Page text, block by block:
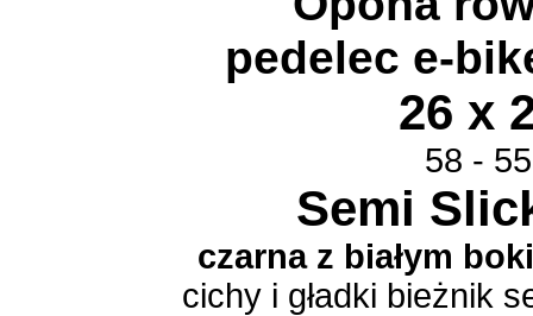
pedelec e-
26 x
58 -
Semi
czarna z białym
cichy i gładki bieżnik